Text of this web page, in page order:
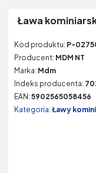
Ława
Kod produktu: P-
Producent: MDM NT
Marka: Mdm
Indeks producenta:
EAN: 5902565058456
Kategoria: Ławy